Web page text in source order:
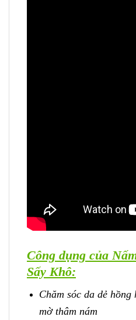
Công dụng của
Sấy Khô:
Chăm sóc da dẻ
mờ thâm nám